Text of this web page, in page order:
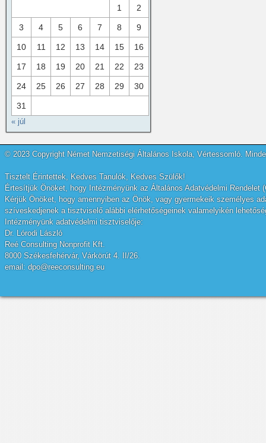
1 2
3 4 5 6 7 8 9
10 11 12 13 14 15 16
17 18 19 20 21 22 23
24 25 26 27 28 29 30
31
« júl
© 2023 Copyright Német Nemzetiségi Általános Iskola, Vértessomló.
Tisztelt Érintettek, Kedves Tanulók, Kedves Szülők!
Értesítjük Önöket, hogy Intézményünk az Általános Adatvédelmi
Kérjük Önöket, hogy amennyiben az Önök, vagy gyermekeik személyes
szíveskedjenek a tisztviselő alábbi elérhetőségeinek valamelyikén
Intézményünk adatvédelmi tisztviselője:
Dr. Lórodi László
Reé Consulting Nonprofit Kft.
8000 Székesfehérvár, Várkörút 4. II/26.
email: dpo@reeconsulting.eu